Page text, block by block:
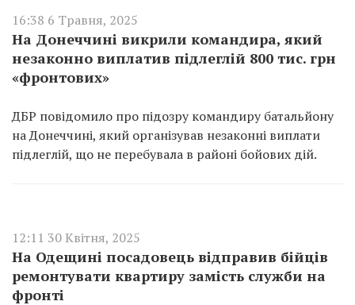
16:38 6 Травня, 2025
На Донеччині викрили командира, який
незаконно виплатив підлеглій 800 тис. грн
«фронтових»
ДБР повідомило про підозру командиру батальйону
на Донеччині, який організував незаконні виплати
підлеглій, що не перебувала в районі бойових дій.
12:11 30 Квітня, 2025
На Одещині посадовець відправив бійців
ремонтувати квартиру замість служби на
фронті